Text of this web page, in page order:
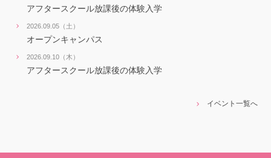
アフタースクール放課後の体験入学
2026.09.05（土）
オープンキャンパス
2026.09.10（木）
アフタースクール放課後の体験入学
イベント一覧へ